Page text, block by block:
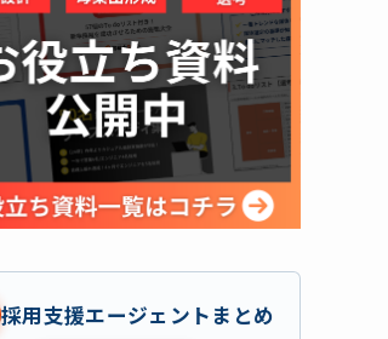
採用支援エージェントまとめ